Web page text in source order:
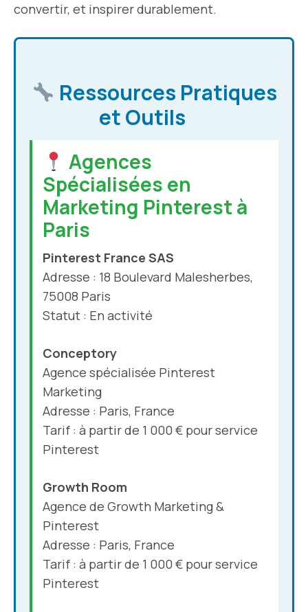
convertir, et inspirer durablement.
Ressources Pratiques
et Outils
Agences
Spécialisées en
Marketing Pinterest à
Paris
Pinterest France SAS
Adresse : 18 Boulevard Malesherbes,
75008 Paris
Statut : En activité
Conceptory
Agence spécialisée Pinterest
Marketing
Adresse : Paris, France
Tarif : à partir de 1 000 € pour service
Pinterest
Growth Room
Agence de Growth Marketing &
Pinterest
Adresse : Paris, France
Tarif : à partir de 1 000 € pour service
Pinterest